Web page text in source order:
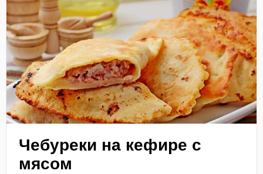
Чебуреки на кефире с
мясом